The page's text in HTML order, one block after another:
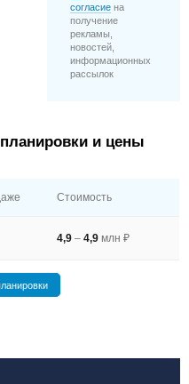
согласие на
получение
рекламы,
новостей,
информационных
рассылок
и цены
Стоимость
4,9– 4,9млн ₽